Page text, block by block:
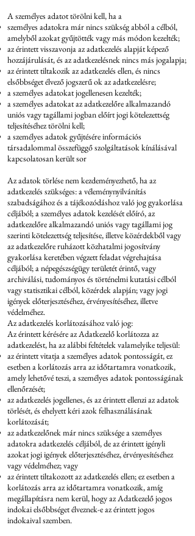
A személyes adatot törölni kell, ha a
személyes adatokra már nincs szükség abból a célból,
amelyből azokat gyűjtötték vagy más módon kezelték;
az érintett visszavonja az adatkezelés alapját képező
hozzájárulását, és az adatkezelésnek nincs más jogalapja;
az érintett tiltakozik az adatkezelés ellen, és nincs
elsőbbséget élvező jogszerű ok az adatkezelésre;
a személyes adatokat jogellenesen kezelték;
a személyes adatokat az adatkezelőre alkalmazandó
uniós vagy tagállami jogban előírt jogi kötelezettség
teljesítéséhez törölni kell;
a személyes adatok gyűjtésére információs
társadalommal összefüggő szolgáltatások kínálásával
kapcsolatosan került sor
Az adatok törlése nem kezdeményezhető, ha az
adatkezelés szükséges: a véleménynyilvánítás
szabadságához és a tájékozódáshoz való jog gyakorlása
céljából; a személyes adatok kezelését előíró, az
adatkezelőre alkalmazandó uniós vagy tagállami jog
szerinti kötelezettség teljesítése, illetve közérdekből vagy
az adatkezelőre ruházott közhatalmi jogosítvány
gyakorlása keretében végzett feladat végrehajtása
céljából; a népegészségügy területét érintő, vagy
archiválási, tudományos és történelmi kutatási célból
vagy statisztikai célból, közérdek alapján; vagy jogi
igények előterjesztéséhez, érvényesítéséhez, illetve
védelméhez.
Az adatkezelés korlátozásához való jog:
Az érintett kérésére az Adatkezelő korlátozza az
adatkezelést, ha az alábbi feltételek valamelyike teljesül:
az érintett vitatja a személyes adatok pontosságát, ez
esetben a korlátozás arra az időtartamra vonatkozik,
amely lehetővé teszi, a személyes adatok pontosságának
ellenőrzését;
az adatkezelés jogellenes, és az érintett ellenzi az adatok
törlését, és ehelyett kéri azok felhasználásának
korlátozását;
az adatkezelőnek már nincs szüksége a személyes
adatokra adatkezelés céljából, de az érintett igényli
azokat jogi igények előterjesztéséhez, érvényesítéséhez
vagy védelméhez; vagy
az érintett tiltakozott az adatkezelés ellen; ez esetben a
korlátozás arra az időtartamra vonatkozik, amíg
megállapításra nem kerül, hogy az Adatkezelő jogos
indokai elsőbbséget élveznek-e az érintett jogos
indokaival szemben.